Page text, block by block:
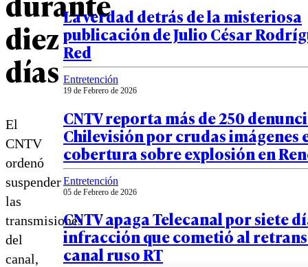
diez
días
El
CNTV
ordenó
suspender
las
transmisiones
del
canal,
La verdad detrás de la misteriosa
publicación de Julio César
Red
Entretención
19 de Febrero de 2026
CNTV reporta más de 250
Chilevisión por crudas imágenes
cobertura sobre explosión en
Entretención
05 de Febrero de 2026
CNTV apaga Telecanal por siete
infracción que cometió al
canal ruso RT